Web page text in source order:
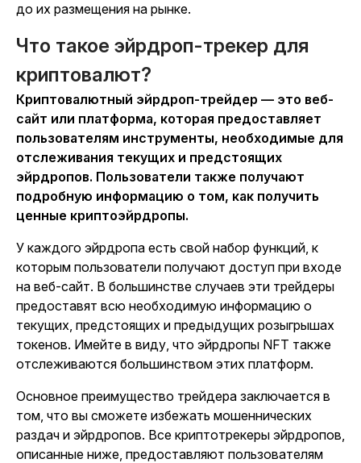
до их размещения на рынке.
Что такое эйрдроп-трекер для
криптовалют?
Криптовалютный эйрдроп-трейдер — это веб-
сайт или платформа, которая предоставляет
пользователям инструменты, необходимые для
отслеживания текущих и предстоящих
эйрдропов. Пользователи также получают
подробную информацию о том, как получить
ценные криптоэйрдропы.
У каждого эйрдропа есть свой набор функций, к
которым пользователи получают доступ при входе
на веб-сайт. В большинстве случаев эти трейдеры
предоставят всю необходимую информацию о
текущих, предстоящих и предыдущих розыгрышах
токенов. Имейте в виду, что эйрдропы NFT также
отслеживаются большинством этих платформ.
Основное преимущество трейдера заключается в
том, что вы сможете избежать мошеннических
раздач и эйрдропов. Все криптотрекеры эйрдропов,
описанные ниже, предоставляют пользователям